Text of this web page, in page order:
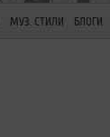
МУЗ. СТИЛИ БЛОГИ